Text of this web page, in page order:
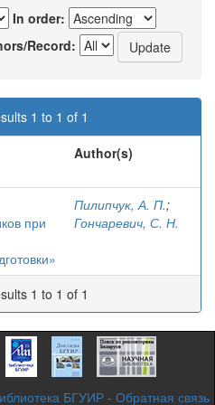
In order:
Record:
1 to 1 of 1
Author(s)
при
Пилипчук, А. П.;
Гончаревич, С. Н.
1 to 1 of 1
БГУИР - Обратная связь